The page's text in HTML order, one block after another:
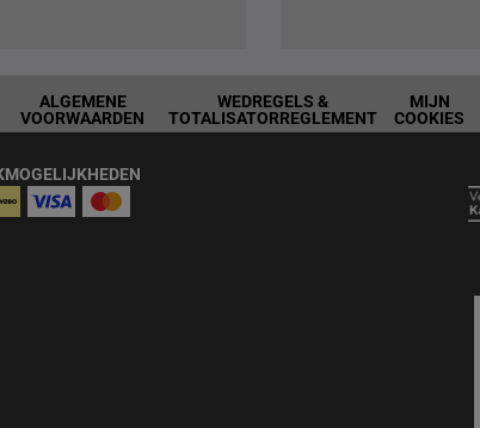
ALGEMENE
VOORWAARDEN
WEDREGELS &
TOTALISATORREGLEMENT
MIJN
COOKIES